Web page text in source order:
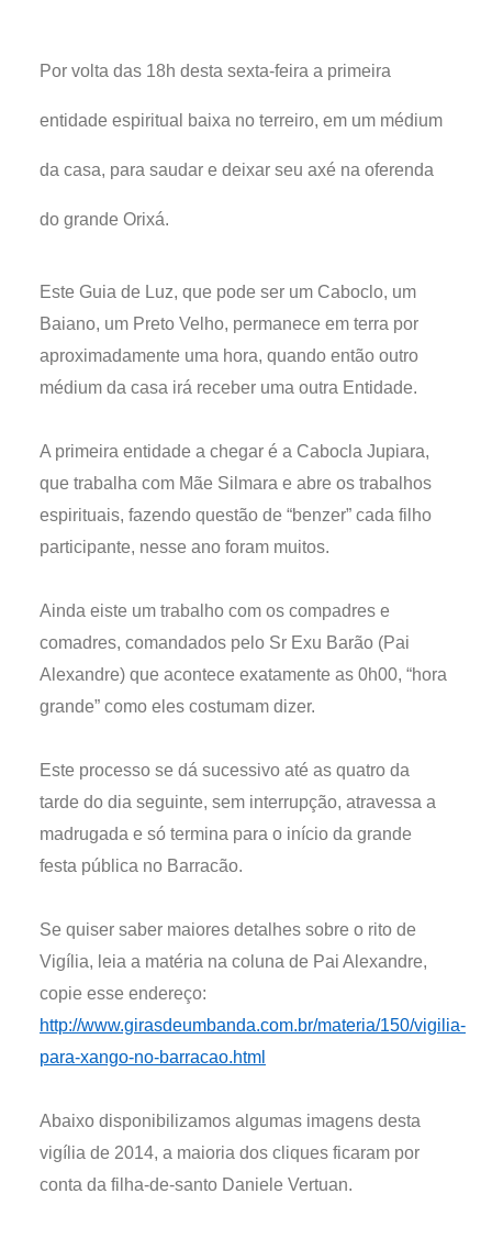
Por volta das 18h desta sexta-feira a primeira
entidade espiritual baixa no terreiro, em um médium
da casa, para saudar e deixar seu axé na oferenda
do grande Orixá.
Este Guia de Luz, que pode ser um Caboclo, um
Baiano, um Preto Velho, permanece em terra por
aproximadamente uma hora, quando então outro
médium da casa irá receber uma outra Entidade.
A primeira entidade a chegar é a Cabocla Jupiara,
que trabalha com Mãe Silmara e abre os trabalhos
espirituais, fazendo questão de “benzer” cada filho
participante, nesse ano foram muitos.
Ainda eiste um trabalho com os compadres e
comadres, comandados pelo Sr Exu Barão (Pai
Alexandre) que acontece exatamente as 0h00, “hora
grande” como eles costumam dizer.
Este processo se dá sucessivo até as quatro da
tarde do dia seguinte, sem interrupção, atravessa a
madrugada e só termina para o início da grande
festa pública no Barracão.
Se quiser saber maiores detalhes sobre o rito de
Vigília, leia a matéria na coluna de Pai Alexandre,
copie esse endereço:
http://www.girasdeumbanda.com.br/materia/150/vigilia-
para-xango-no-barracao.html
Abaixo disponibilizamos algumas imagens desta
vigília de 2014, a maioria dos cliques ficaram por
conta da filha-de-santo Daniele Vertuan.